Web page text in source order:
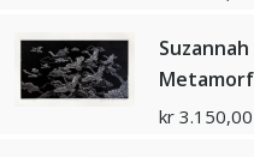
kr 3.150,00